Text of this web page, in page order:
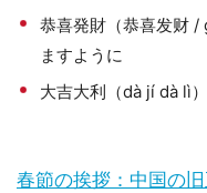
恭喜発財（恭喜发财 /
ますように
大吉大利（dà jí dà lì
春節の挨拶：中国の